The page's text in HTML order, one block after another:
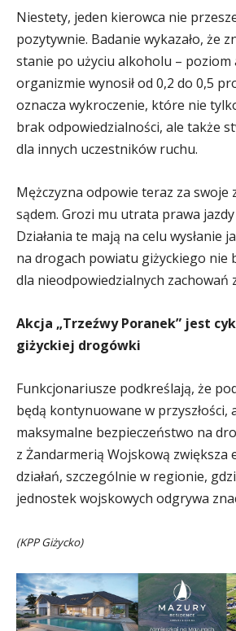
Niestety, jeden kierowca nie
pozytywnie. Badanie wykazało, że
stanie po użyciu alkoholu –
organizmie wynosił od 0,2 do 0,5
oznacza wykroczenie, które nie
brak odpowiedzialności, ale także
dla innych uczestników ruchu.
Mężczyzna odpowie teraz za swoje
sądem. Grozi mu utrata prawa
Działania te mają na celu wysłanie
na drogach powiatu giżyckiego nie
dla nieodpowiedzialnych zachowań
Akcja „Trzeźwy Poranek” jest
giżyckiej drogówki
Funkcjonariusze podkreślają, że
będą kontynuowane w przyszłości,
maksymalne bezpieczeństwo na
z Żandarmerią Wojskową zwiększa
działań, szczególnie w regionie,
jednostek wojskowych odgrywa
(KPP Giżycko)